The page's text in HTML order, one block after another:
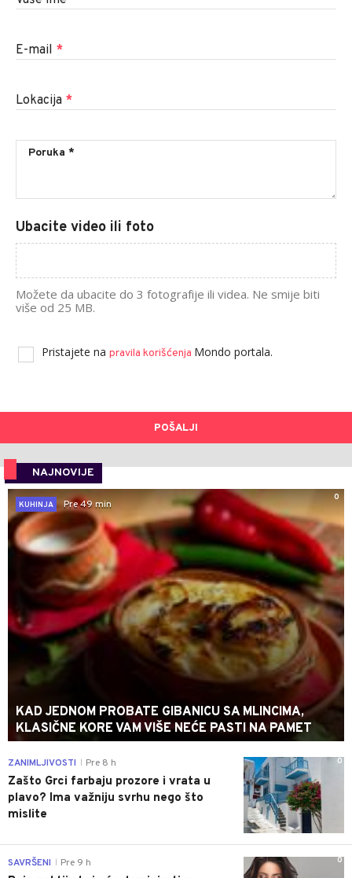
E-mail *
Lokacija *
Ubacite video ili foto
Možete da ubacite do 3 fotografije ili videa. Ne smije biti
više od 25 MB.
Pristajete na pravila korišćenja Mondo portala.
POŠALJI
NAJNOVIJE
0
KUHINJA
Pre 49 min
KAD JEDNOM PROBATE GIBANICU SA MLINCIMA,
KLASIČNE KORE VAM VIŠE NEĆE PASTI NA PAMET
0
ZANIMLJIVOSTI Pre 8 h
Zašto Grci farbaju prozore i vrata u
plavo? Ima važniju svrhu nego što
mislite
0
SAVRŠENI Pre 9 h